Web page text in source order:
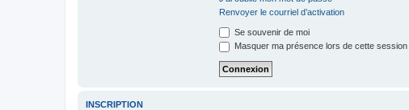
Renvoyer le courriel d’activation
Se souvenir de moi
Masquer ma présence lors de cette session
INSCRIPTION